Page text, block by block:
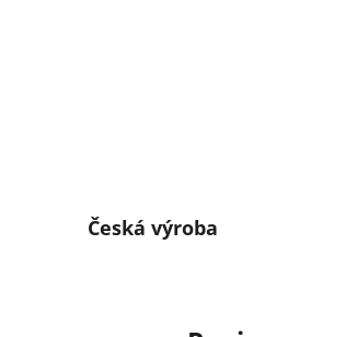
Česká výroba